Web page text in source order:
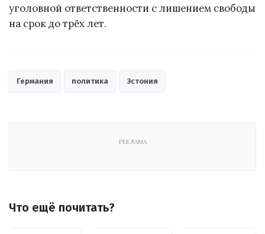
уголовной ответственности с лишением свободы
на срок до трёх лет.
Германия политика Эстония
РЕКЛАМА
Что ещё почитать?